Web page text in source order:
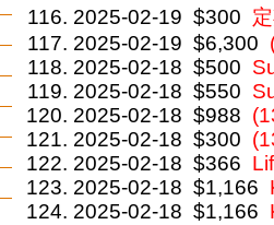
2025-02-19 $300
2025-02-19 $6,300
2025-02-18 $500
2025-02-18 $550
2025-02-18 $988
2025-02-18 $300
2025-02-18 $366
2025-02-18 $1,166
2025-02-18 $1,166